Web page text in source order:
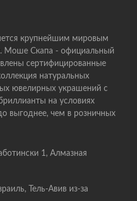
крупнейшим мировым
Моше Скапа - официальный
сертифицированные
натуральных
ювелирных украшений с
на условиях
выгоднее, чем в розничных
1, Алмазная
Тель-Авив из-за